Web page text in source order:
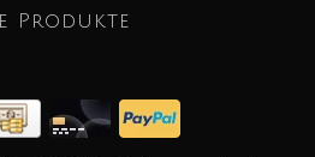
Produkte